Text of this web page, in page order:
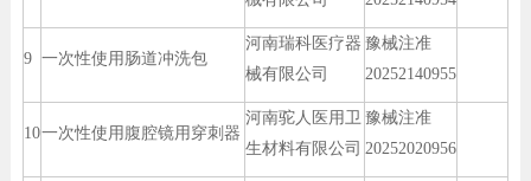
9 一次性使用肠道冲洗包
河南瑞科医疗器
械有限公司
豫械注准
20252140955
10一次性使用腹腔镜用穿刺器
河南驼人医用卫
生材料有限公司
豫械注准
20252020956